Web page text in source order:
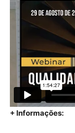
+ Informações: